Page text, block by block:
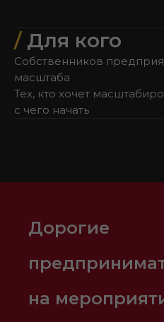
/ Для кого
Cобственников
масштаба
Тех, кто хочет
с чего начать
Дорогие
на